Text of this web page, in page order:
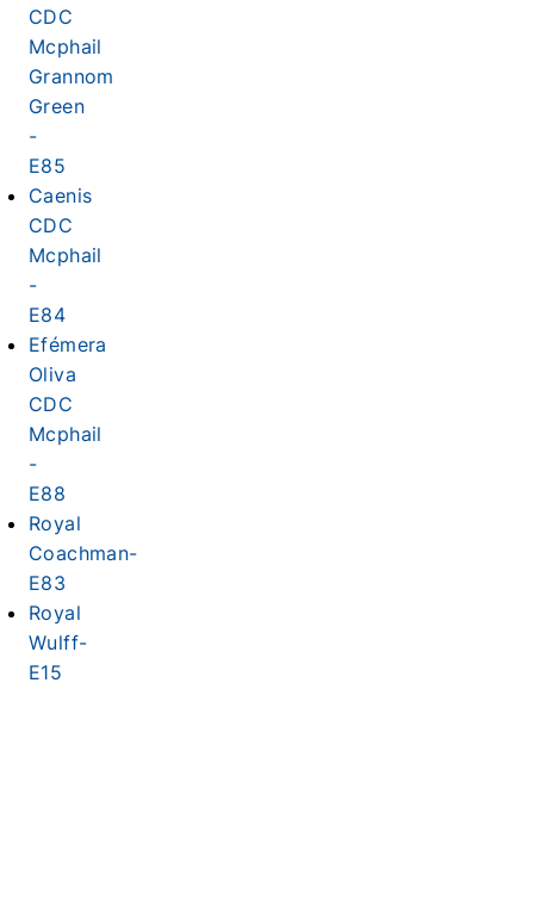
CDC
Mcphail
Grannom
Green
-
E85
Caenis
CDC
Mcphail
-
E84
Efémera
Oliva
CDC
Mcphail
-
E88
Royal
Coachman-
E83
Royal
Wulff-
E15